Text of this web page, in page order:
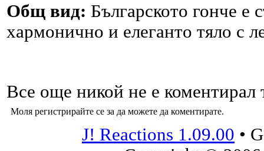
Общ вид: Българското гонче е
хармонично и елеганто тяло с
Все още никой не е коментирал
Моля регистрирайте се за да можете да коментирате.
J! Reactions 1.09.00 •